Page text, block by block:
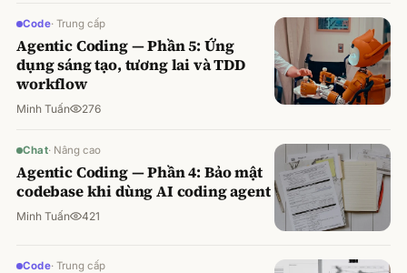
Code· Trung cấp
Agentic Coding — Phần 5: Ứng
dụng sáng tạo, tương lai và TDD
workflow
Minh Tuấn 276
Chat· Nâng cao
Agentic Coding — Phần 4: Bảo mật
codebase khi dùng AI coding agent
Minh Tuấn 421
Code· Trung cấp